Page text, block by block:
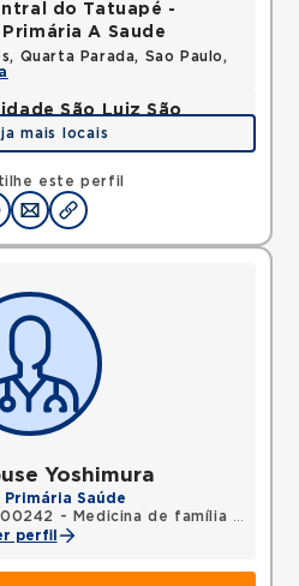
este perfil
do Tatuapé -
A Saude
Quarta Parada, Sao Paulo,
São Luiz São
n, Cerâmica, São Caetano
•
Mapa
mais locais
Yoshimura
Primária Saúde
- Medicina de família e comunidade
perfil